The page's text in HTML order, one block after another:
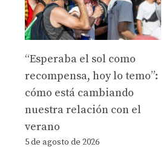
“Esperaba el sol como
recompensa, hoy lo temo”:
cómo está cambiando
nuestra relación con el
verano
5 de agosto de 2026